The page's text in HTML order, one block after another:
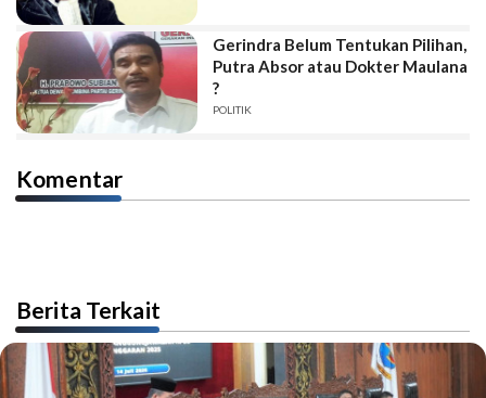
Gerindra Belum Tentukan Pilihan,
Putra Absor atau Dokter Maulana
?
POLITIK
Komentar
Berita Terkait